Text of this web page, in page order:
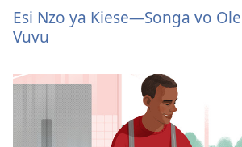
Esi Nzo ya Kiese—Songa vo
Vuvu